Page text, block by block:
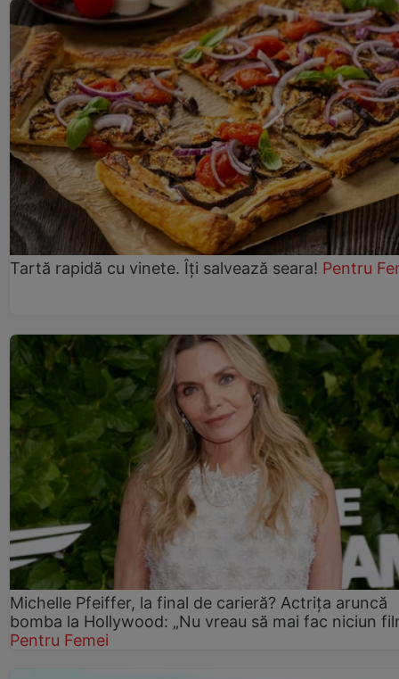
Tartă rapidă cu vinete. Îți salvează seara! Pentru
Michelle Pfeiffer, la final de carieră? Actrița aruncă
bomba la Hollywood: „Nu vreau să mai fac niciun
Pentru Femei